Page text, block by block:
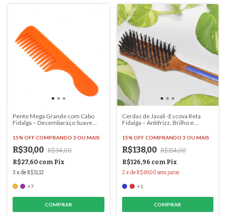
Pente Mega Grande com Cabo
Fidalga – Desembaraço Suave
#6088
15% OFFCOMPRANDO 3 OU MAIS
R$30,00 R$34,00
R$27,60 com Pix
3 xdeR$11,12
+7
COMPRAR
Cerdas de Javali -Escova Reta
Fidalga – Antifrizz, Brilho e
15% OFF COMPRANDO 3 OU MAIS
R$138,00 R$154,00
R$126,96 com Pix
2 xdeR$69,00 sem juros
+1
COMPRAR